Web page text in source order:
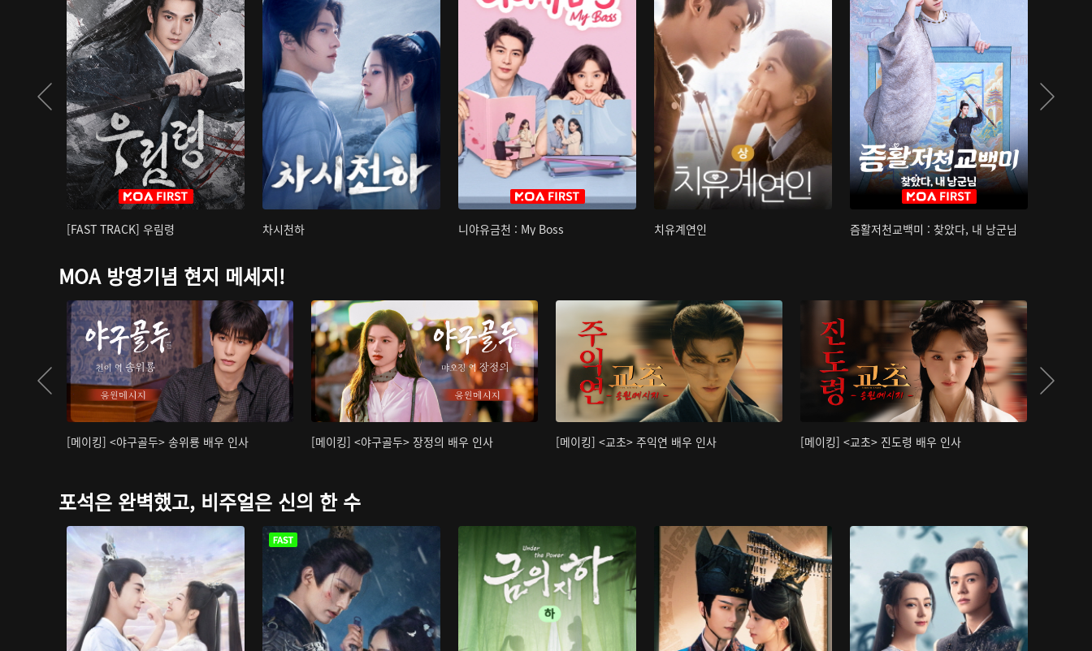
[FAST TRACK] 우림령 차시천하 니야유금천 : My Boss 치유계연인 즘활저천교백미 : 찾았다, 내 낭군님
MOA 방영기념 현지 메세지!
[메이킹] <야구골두> 송위룡 배우 인사 [메이킹] <야구골두> 장정의 배우 인사 [메이킹] <교초> 주익연 배우 인사 [메이킹] <교초> 진도령 배우 인사
포석은 완벽했고, 비주얼은 신의 한 수